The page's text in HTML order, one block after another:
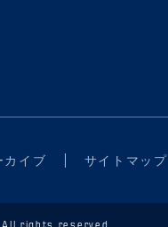
カイブ サイトマップ